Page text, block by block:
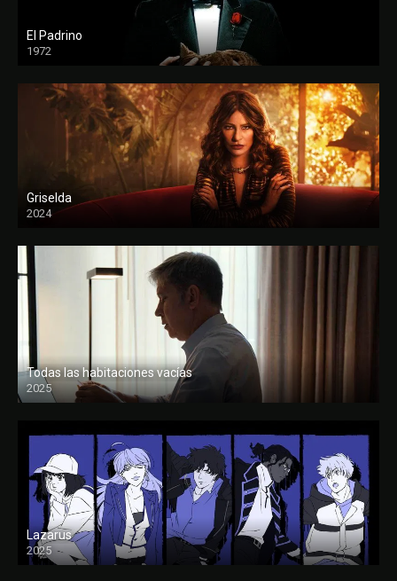
El Padrino
1972
FULL HD
Griselda
2024
Todas las habitaciones vacías
2025
FULL HD
Lazarus
2025